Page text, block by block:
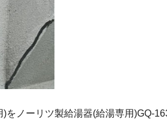
ノーリツ製給湯器(給湯専用)GQ-